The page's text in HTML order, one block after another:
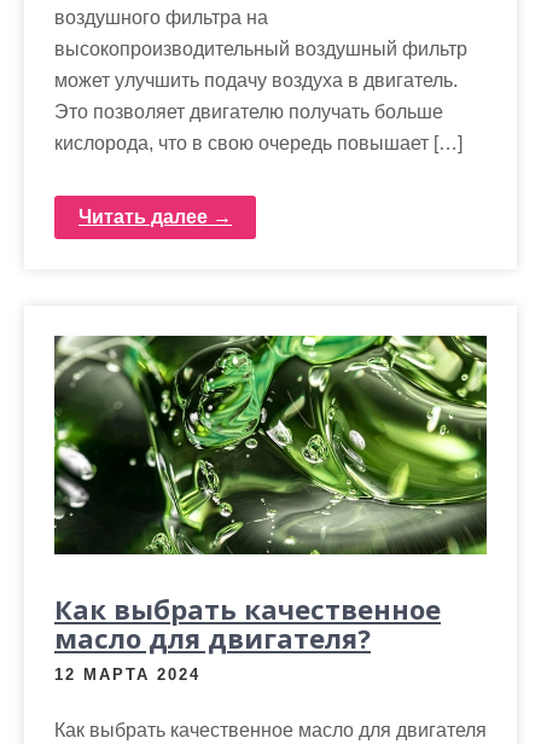
воздушного фильтра на
высокопроизводительный воздушный фильтр
может улучшить подачу воздуха в двигатель.
Это позволяет двигателю получать больше
кислорода, что в свою очередь повышает […]
Читать далее →
Как выбрать качественное
масло для двигателя?
12 МАРТА 2024
Как выбрать качественное масло для двигателя